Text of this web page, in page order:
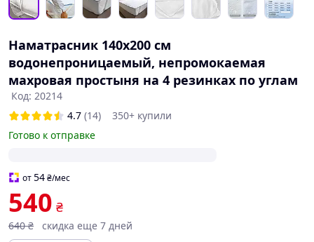
Наматрасник 140х200 см
водонепроницаемый, непромокаемая
махровая простыня на 4 резинках по углам
Код: 20214
4.7 (14)
350+ купили
Готово к отправке
от54₴/мес
540 ₴
640 ₴
скидка еще 7 дней